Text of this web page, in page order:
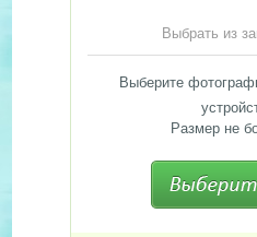
Выбрать из
Выберите
Размер не